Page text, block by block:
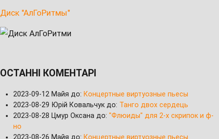
Диск "АлГоРитмы"
ОСТАННІ КОМЕНТАРІ
2023-09-12 Майя до: Концертные виртуозные пьесы
2023-08-29 Юрій Ковальчук до: Танго двох сердець
2023-08-28 Цмур Оксана до: "Флюиды" для 2-х скрипок и ф-
но
2023-08-26 Майя до: Концертные виртуозные пьесы